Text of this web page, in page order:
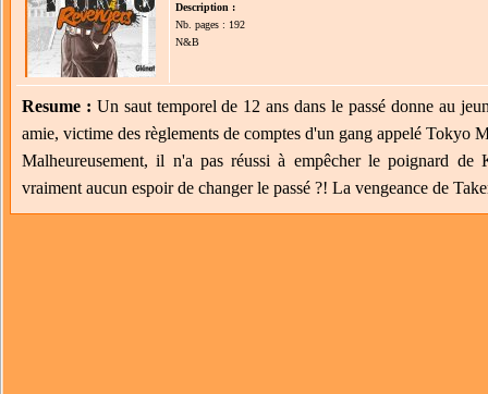
Description :
Nb. pages : 192
N&B
Resume : Un saut temporel de 12 ans dans le passé donne au
amie, victime des règlements de comptes d'un gang appelé Tokyo
Malheureusement, il n'a pas réussi à empêcher le poignard
vraiment aucun espoir de changer le passé ?! La vengeance de